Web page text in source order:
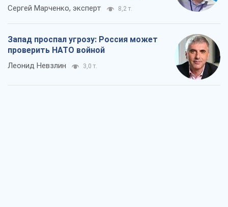
Сергей Марченко, эксперт 8,2 т.
Запад проспал угрозу: Россия может
проверить НАТО войной
Леонид Невзлин 3,0 т.